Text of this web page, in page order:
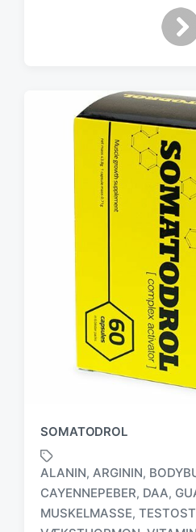
SOMATODROL
T
ALANIN, ARGININ,
CAYENNEPEBER, DAA,
MUSKELMASSE,